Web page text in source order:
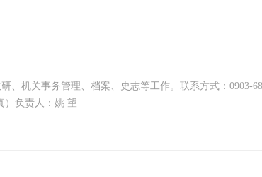
、机关事务管理、档案、史志等工作。联系方式：0903-
）负责人：姚 望